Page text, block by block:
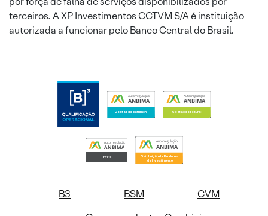
terceiros. A XP Investimentos CCTVM S/A é instituição
autorizada a funcionar pelo Banco Central do Brasil.
B3 BSM
CVM